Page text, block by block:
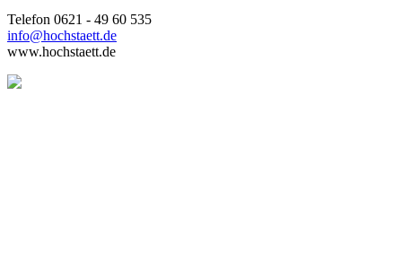
Telefon 0621 - 49 60 535
info@hochstaett.de
www.hochstaett.de